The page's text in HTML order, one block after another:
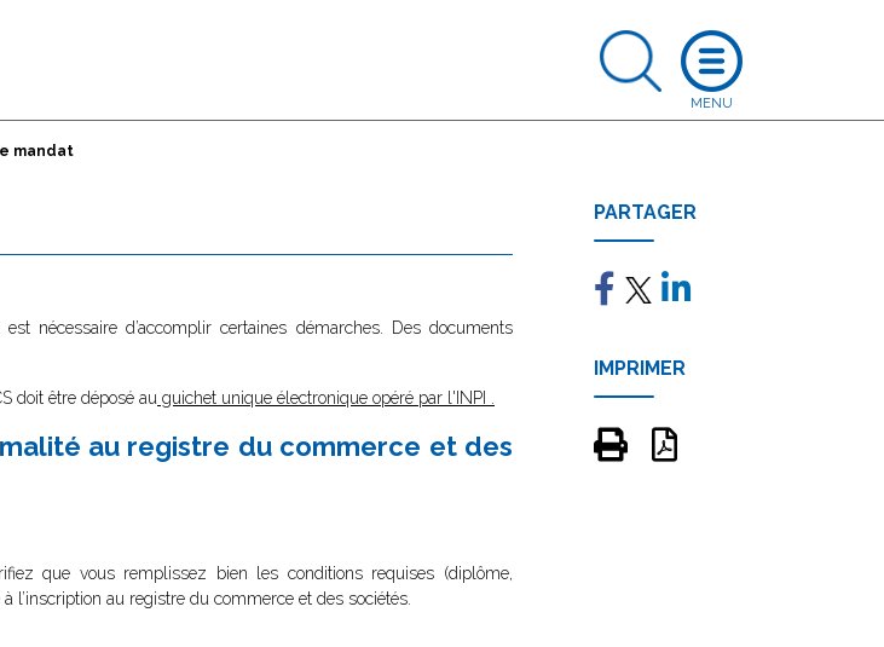
mandat
nécessaire d’accomplir certaines démarches. Des documents
doit être déposé au guichet unique électronique opéré par l'INPI
au registre du commerce et des
que vous remplissez bien les conditions requises (diplôme,
l’inscription au registre du commerce et des sociétés.
PARTAGER
IMPRIMER